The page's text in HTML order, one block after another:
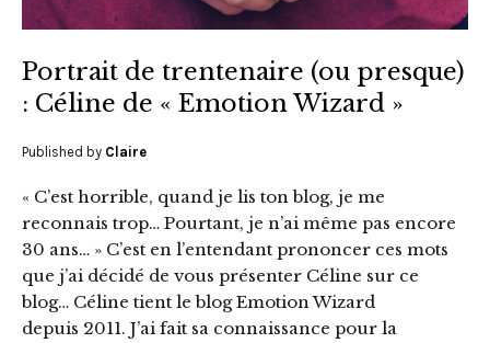
Portrait de trentenaire (ou presque)
: Céline de « Emotion Wizard »
Published by Claire
« C’est horrible, quand je lis ton blog, je me
reconnais trop… Pourtant, je n’ai même pas encore
30 ans… » C’est en l’entendant prononcer ces mots
que j’ai décidé de vous présenter Céline sur ce
blog… Céline tient le blog Emotion Wizard
depuis 2011. J’ai fait sa connaissance pour la